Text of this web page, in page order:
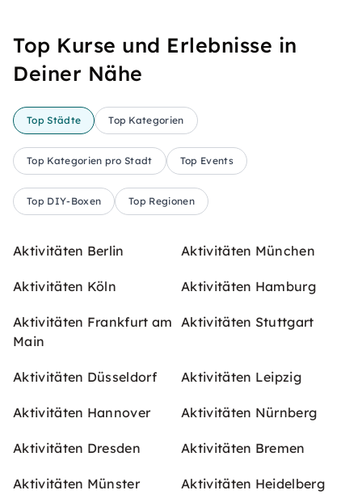
Top Kurse und Erlebnisse in
Deiner Nähe
Top Städte Top Kategorien
Top Kategorien pro Stadt Top Events
Top DIY-Boxen Top Regionen
Aktivitäten Berlin Aktivitäten München
Aktivitäten Köln Aktivitäten Hamburg
Aktivitäten Frankfurt am
Main
Aktivitäten Stuttgart
Aktivitäten Düsseldorf Aktivitäten Leipzig
Aktivitäten Hannover Aktivitäten Nürnberg
Aktivitäten Dresden Aktivitäten Bremen
Aktivitäten Münster Aktivitäten Heidelberg